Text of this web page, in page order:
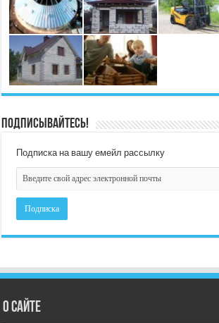
Подписывайтесь!
Подписка на вашу емейл рассылку
О сайте